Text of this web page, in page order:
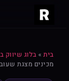
בית»בלוג שיווק
מכינים מצגת